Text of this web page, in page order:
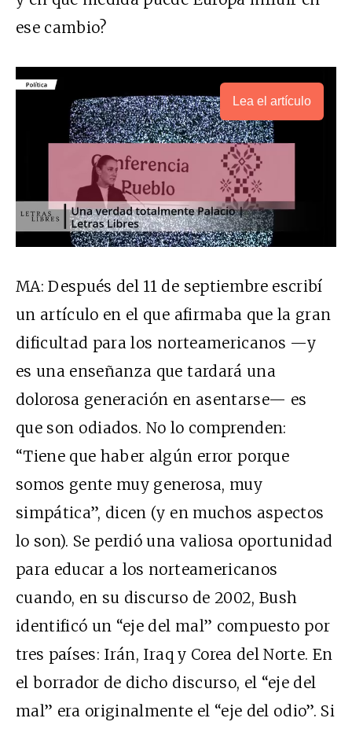
ese cambio?
Lea el artículo
MA: Después del 11 de septiembre escribí
un artículo en el que afirmaba que la gran
dificultad para los norteamericanos —y
es una enseñanza que tardará una
dolorosa generación en asentarse— es
que son odiados. No lo comprenden:
“Tiene que haber algún error porque
somos gente muy generosa, muy
simpática”, dicen (y en muchos aspectos
lo son). Se perdió una valiosa oportunidad
para educar a los norteamericanos
cuando, en su discurso de 2002, Bush
identificó un “eje del mal” compuesto por
tres países: Irán, Iraq y Corea del Norte. En
el borrador de dicho discurso, el “eje del
mal” era originalmente el “eje del odio”. Si